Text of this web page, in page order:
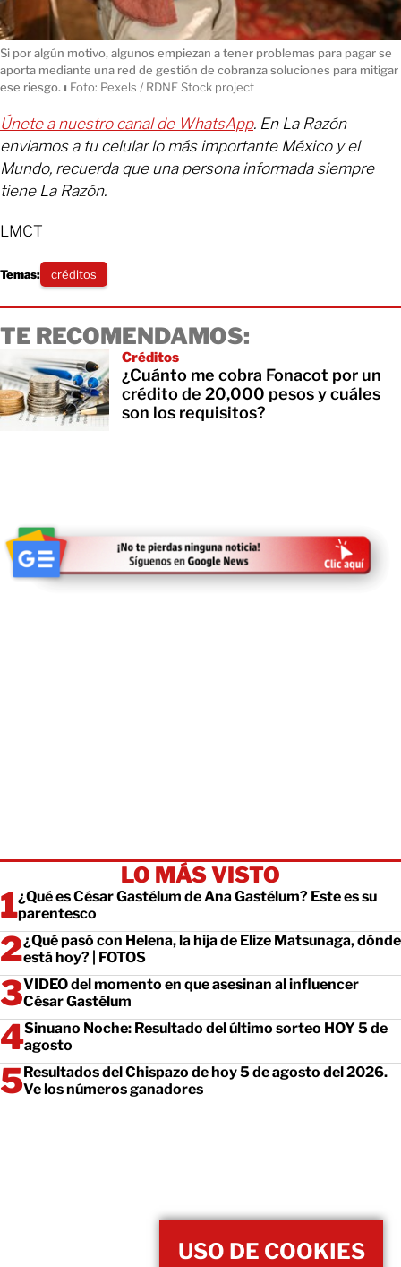
Si por algún motivo, algunos empiezan a tener problemas para pagar se
aporta mediante una red de gestión de cobranza soluciones para mitigar
ese riesgo. ı Foto: Pexels / RDNE Stock project
Únete a nuestro canal de WhatsApp. En La Razón
enviamos a tu celular lo más importante México y el
Mundo, recuerda que una persona informada siempre
tiene La Razón.
LMCT
Temas: créditos
TE RECOMENDAMOS:
Créditos
¿Cuánto me cobra Fonacot por un
crédito de 20,000 pesos y cuáles
son los requisitos?
LO MÁS VISTO
¿Qué es César Gastélum de Ana Gastélum? Este es su
parentesco
¿Qué pasó con Helena, la hija de Elize Matsunaga, dónde
está hoy? | FOTOS
VIDEO del momento en que asesinan al influencer
César Gastélum
Sinuano Noche: Resultado del último sorteo HOY 5 de
agosto
Resultados del Chispazo de hoy 5 de agosto del 2026.
Ve los números ganadores
USO DE COOKIES